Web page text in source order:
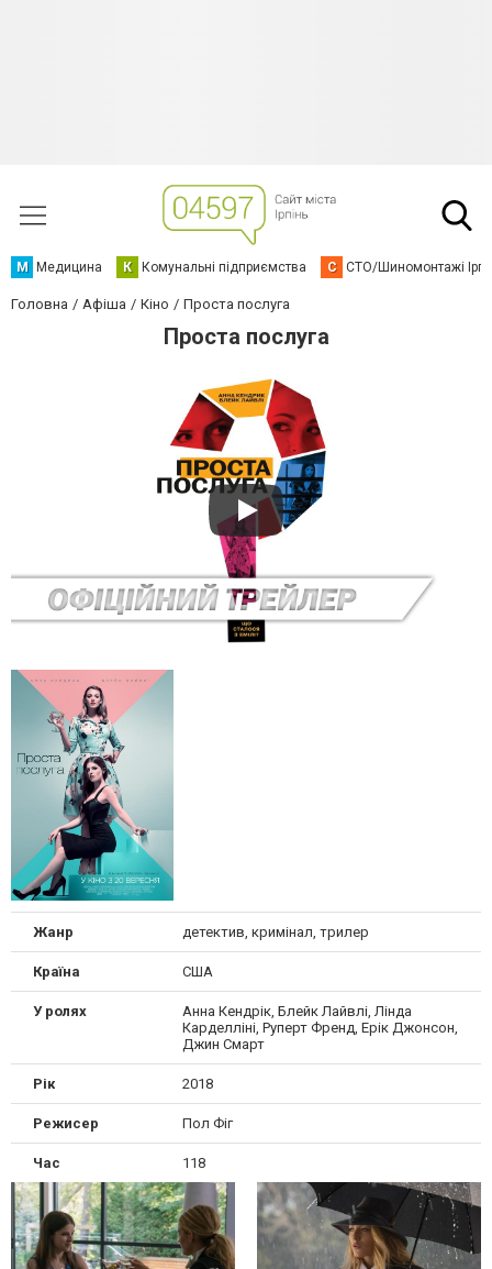
М Медицина К Комунальні підприємства С СТО/Шиномонтажі
Головна Афіша Кіно Проста послуга
Проста послуга
Жанр детектив, кримінал, трилер
Країна США
У ролях
Анна Кендрік, Блейк Лайвлі, Лінда
Карделліні, Руперт Френд, Ерік Джонсон,
Джин Смарт
Рік 2018
Режисер Пол Фіг
Час 118